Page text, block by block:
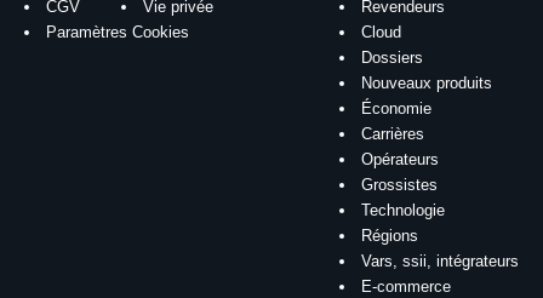
CGV
Vie privée
Paramètres Cookies
Revendeurs
Cloud
Dossiers
Nouveaux produits
Économie
Carrières
Opérateurs
Grossistes
Technologie
Régions
Vars, ssii, intégrateurs
E-commerce